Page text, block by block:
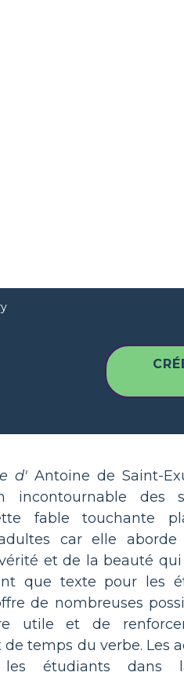
d'Antoine de Saint-
incontournable des
fable touchante
car elle aborde
et de la beauté
que texte pour les
de nombreuses
utile et de
temps du verbe. Les
les étudiants dans